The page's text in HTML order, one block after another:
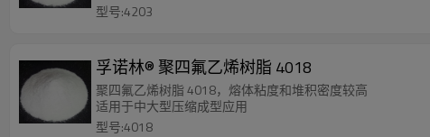
型号:4203
孚诺林® 聚四氟乙烯树脂 4018
聚四氟乙烯树脂 4018，熔体粘度和堆积密度较高
适用于中大型压缩成型应用
型号:4018